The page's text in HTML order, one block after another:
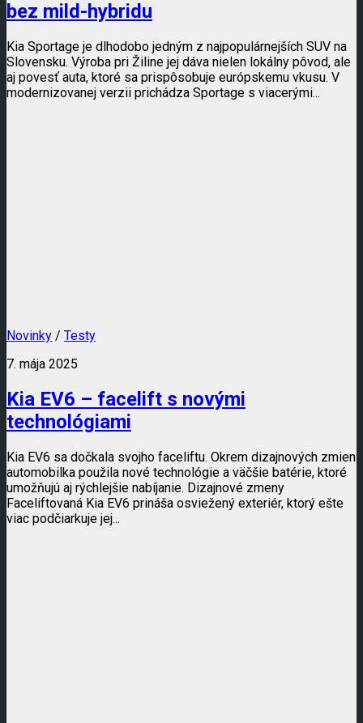
bez mild-hybridu
Kia Sportage je dlhodobo jedným z najpopulárnejších SUV na
Slovensku. Výroba pri Žiline jej dáva nielen lokálny pôvod, ale
aj povesť auta, ktoré sa prispôsobuje európskemu vkusu. V
modernizovanej verzii prichádza Sportage s viacerými...
Novinky / Testy
7. mája 2025
Kia EV6 – facelift s novými
technológiami
Kia EV6 sa dočkala svojho faceliftu. Okrem dizajnových zmien
automobilka použila nové technológie a väčšie batérie, ktoré
umožňujú aj rýchlejšie nabíjanie. Dizajnové zmeny
Faceliftovaná Kia EV6 prináša osviežený exteriér, ktorý ešte
viac podčiarkuje jej...